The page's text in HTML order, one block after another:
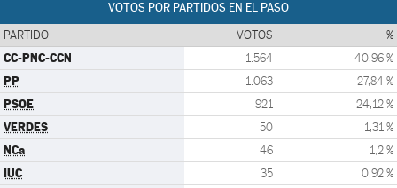
VOTOS POR PARTIDOS EN EL PASO
PARTIDO VOTOS %
CC-PNC-CCN 1.564 40,96 %
PP 1.063 27,84 %
PSOE 921 24,12 %
VERDES 50 1,31 %
NCa 46 1,2 %
IUC 35 0,92 %